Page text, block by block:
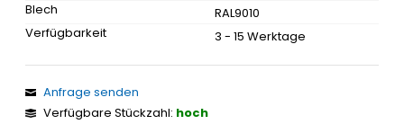
Blech
RAL9010
Verfügbarkeit
3 - 15 Werktage
Anfrage senden
Verfügbare Stückzahl: hoch